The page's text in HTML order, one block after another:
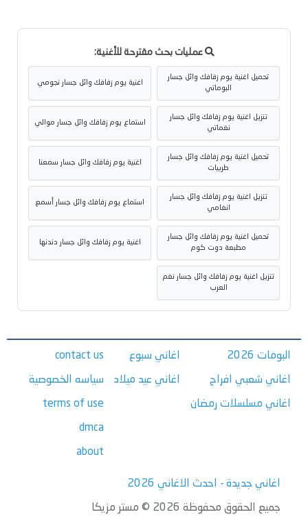
عمليات بحث مقترحة للأغنية:
تحميل اغنية يوم زفافك وائل جسار
البوماتي
اغنية يوم زفافك وائل جسار نجومي
تنزيل اغنية يوم زفافك وائل جسار
نغماتي
استماع يوم زفافك وائل جسار موالي
تحميل اغنية يوم زفافك وائل جسار
طربيات
اغنية يوم زفافك وائل جسار سمعنا
تنزيل اغنية يوم زفافك وائل جسار
انغامي
استماع يوم زفافك وائل جسار أسمع
تحميل اغنية يوم زفافك وائل جسار
مطبعة دوت كوم
اغنية يوم زفافك وائل جسار دندنها
تنزيل اغنية يوم زفافك وائل جسار نغم
العرب
البومات 2026
اغاني شعبي افراح
اغاني مسلسلات رمضان
اغاني سبوع
اغاني عيد ميلاد
contact us
سياسه الخصوصية
terms of use
dmca
about
اغاني جديدة - احدث الاغاني 2026
جميع الحقوق محفوظة 2026 © مستر مزيكا